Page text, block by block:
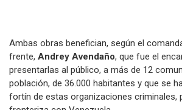
Ambas obras benefician, según el
frente, Andrey Avendaño, que fue el
presentarlas al público, a más de 12
población, de 36.000 habitantes y que se
fortín de estas organizaciones criminales,